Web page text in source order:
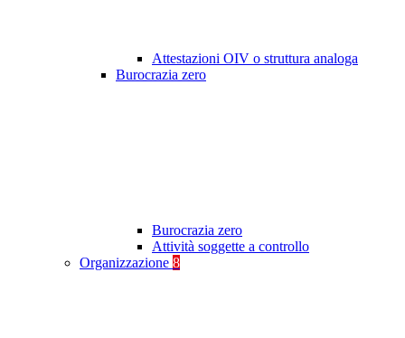
Attestazioni OIV o struttura analoga
Burocrazia zero
Burocrazia zero
Attività soggette a controllo
Organizzazione 8